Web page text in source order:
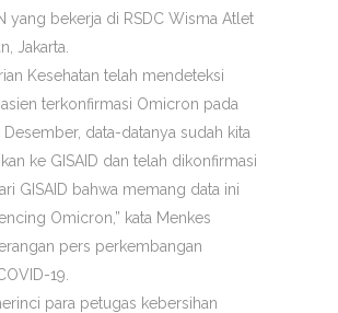
yang bekerja di RSDC Wisma Atlet
Jakarta.
Kesehatan telah mendeteksi
terkonfirmasi Omicron pada
Desember, data-datanya sudah kita
ke GISAID dan telah dikonfirmasi
GISAID bahwa memang data ini
Omicron,” kata Menkes
pers perkembangan
19.
para petugas kebersihan